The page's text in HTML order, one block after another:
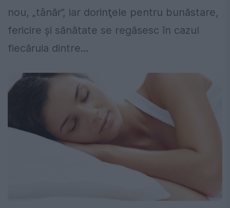
nou, „tânăr”, iar dorinţele pentru bunăstare,
fericire şi sănătate se regăsesc în cazul
fiecăruia dintre...